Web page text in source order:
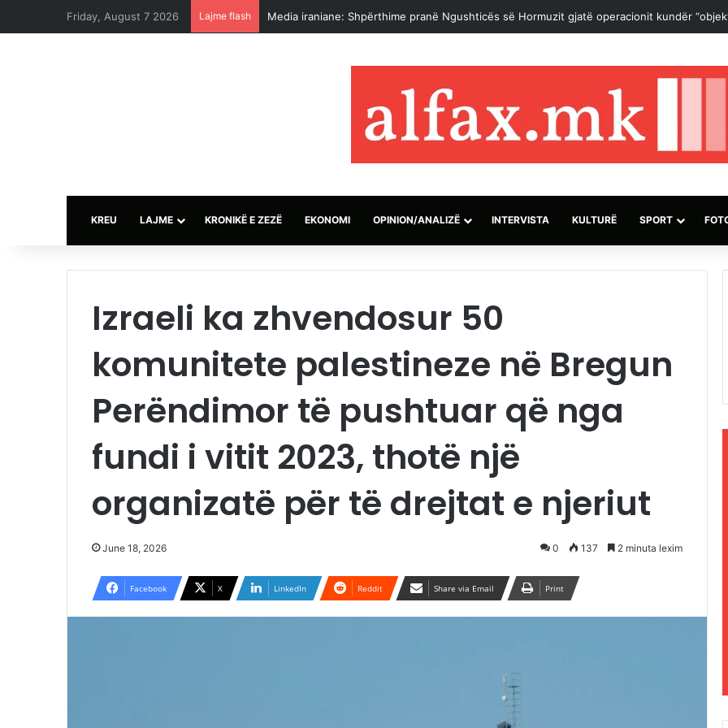
Friday, August 7 2026 Lajme flash Trump thotë se një marrëveshje për rihapjen e Ngushticës së Hormuzit mund të arrihet
KREU LAJME KRONIKË E ZEZË EKONOMI OPINION/ANALIZË INTERVISTA KULTURË SPORT
Izraeli ka zhvendosur 50
komunitete palestineze në Bregun
Perëndimor të pushtuar që nga
fundi i vitit 2023, thotë një
organizatë për të drejtat e njeriut
June 18, 2026 0 137 2 minuta lexim
Facebook X LinkedIn Reddit Share via Email Print